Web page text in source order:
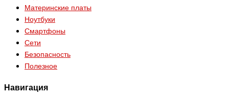
Материнские платы
Ноутбуки
Смартфоны
Сети
Безопасность
Полезное
Навигация